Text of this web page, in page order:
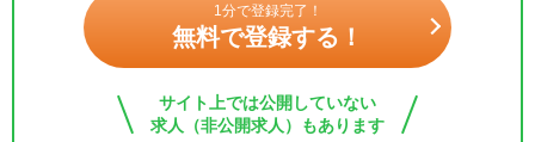
1分で登録完了！
無料で登録する！
サイト上では公開していない
求人（非公開求人）もあります